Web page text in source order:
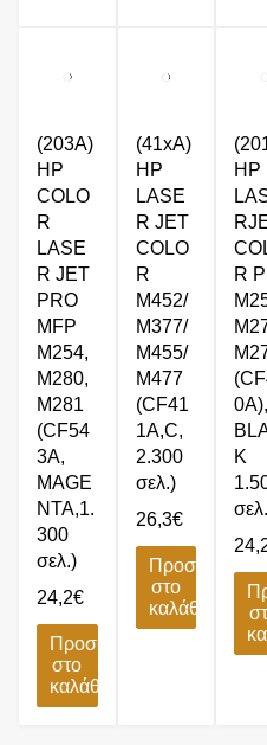
(203A)
HP
COLO
R
LASE
R JET
PRO
MFP
M254,
M280,
M281
(CF54
3A,
MAGE
NTA,1.
300
σελ.)
24,2€
Προσθήκη
στο
καλάθι
(41xA)
HP
LASE
R JET
COLO
R
M452/
M377/
M455/
M477
(CF41
1A,C,
2.300
σελ.)
26,3€
Προσθήκη
στο
καλάθι
HP
R
0A),
K
σελ.